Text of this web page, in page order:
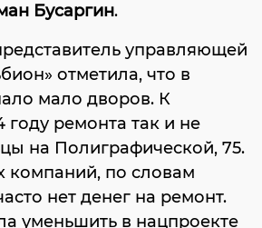
Бусаргин.
управляющей
отметила, что в
мало дворов. К
году ремонта так и не
на Полиграфической, 75.
компаний, по словам
нет денег на ремонт.
уменьшить в нацпроекте